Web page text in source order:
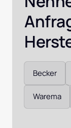
Auswählen
Becker
Warema